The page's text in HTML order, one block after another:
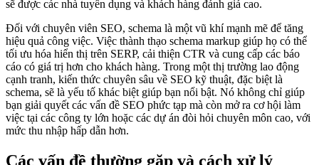
sẽ được các nhà tuyển dụng và khách hàng đánh giá cao.
Đối với chuyên viên SEO, schema là một vũ khí mạnh mẽ để tăng
hiệu quả công việc. Việc thành thạo schema markup giúp họ có thể
tối ưu hóa hiển thị trên SERP, cải thiện CTR và cung cấp các báo
cáo có giá trị hơn cho khách hàng. Trong một thị trường lao động
cạnh tranh, kiến thức chuyên sâu về SEO kỹ thuật, đặc biệt là
schema, sẽ là yếu tố khác biệt giúp bạn nổi bật. Nó không chỉ giúp
bạn giải quyết các vấn đề SEO phức tạp mà còn mở ra cơ hội làm
việc tại các công ty lớn hoặc các dự án đòi hỏi chuyên môn cao, với
mức thu nhập hấp dẫn hơn.
Các vấn đề thường gặp và cách xử lý